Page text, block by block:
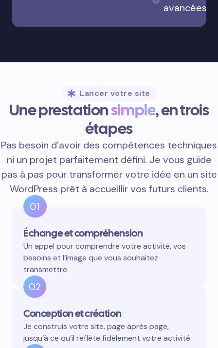
avancées
Lancer votre site
Une prestationsimple, en trois
étapes
Pas besoin d’avoir des compétences techniques
ni un projet parfaitement défini. Je vous guide
pas à pas pour transformer votre idée en un site
WordPress prêt à accueillir vos futurs clients.
01
Échange et compréhension
Un appel pour comprendre votre activité, vos
besoins et l’image que vous souhaitez
transmettre.
02
Conception et création
Je construis votre site, page après page,
jusqu’à ce qu’il reflète fidèlement votre activité.